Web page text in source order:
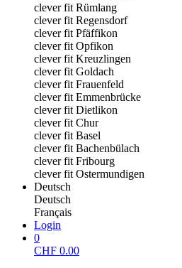
clever fit Rümlang
clever fit Regensdorf
clever fit Pfäffikon
clever fit Opfikon
clever fit Kreuzlingen
clever fit Goldach
clever fit Frauenfeld
clever fit Emmenbrücke
clever fit Dietlikon
clever fit Chur
clever fit Basel
clever fit Bachenbülach
clever fit Fribourg
clever fit Ostermundigen
Deutsch
Deutsch
Français
Login
0
CHF 0.00